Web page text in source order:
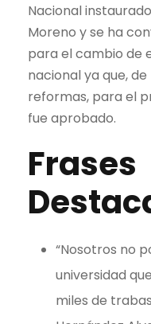
Nacional
Moreno y se ha
para el cambio de
nacional ya que,
reformas, para el
fue aprobado.
Frases
“Nosotros no
universidad
miles de